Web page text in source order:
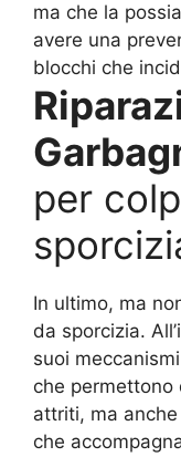
ma che la
avere una
blocchi che
per
In ultimo, ma
da sporcizia.
suoi
che permettono
attriti, ma
che